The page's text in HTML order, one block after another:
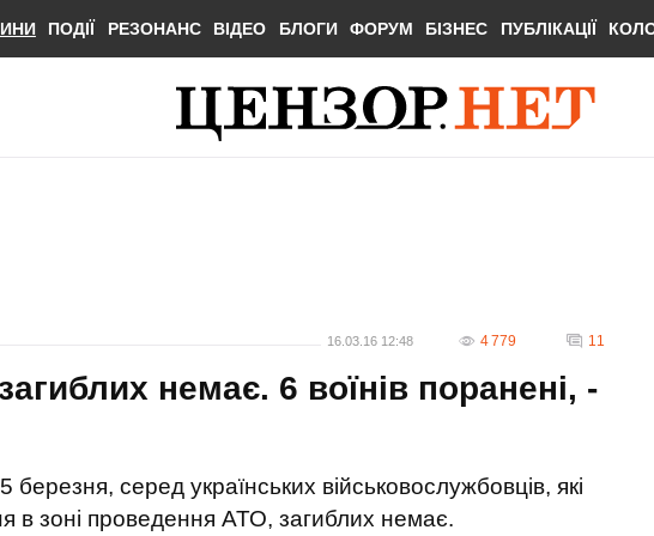
ПОДІЇ РЕЗОНАНС ВІДЕО БЛОГИ ФОРУМ БІЗНЕС ПУБЛІКАЦІЇ
16.03.16 12:48 4 779 11
немає. 6 воїнів поранені, -
серед українських військовослужбовців, які
в зоні проведення АТО, загиблих немає.